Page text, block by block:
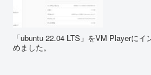
「ubuntu 22.04 LTS」をVM Playerに
めました。